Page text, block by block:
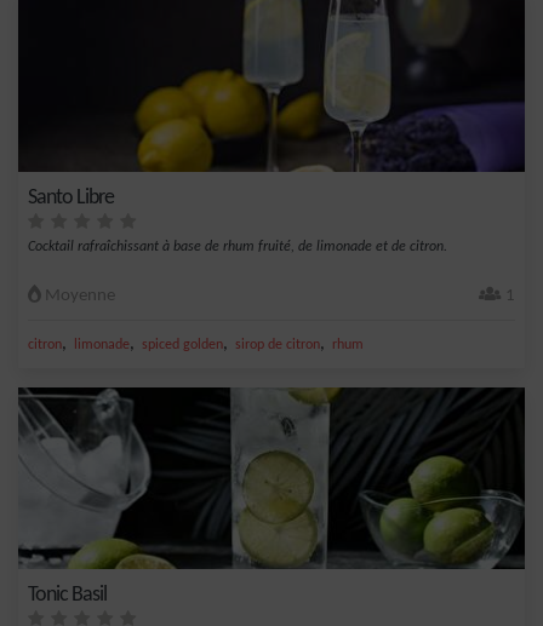
Santo Libre
Cocktail rafraîchissant à base de rhum fruité, de limonade et de citron.
Moyenne 1
citron, limonade, spiced golden, sirop de citron, rhum
Tonic Basil